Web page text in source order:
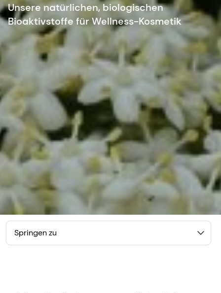
Unsere natürlichen, biologischen
Bioaktivstoffe für Wellness-Kosmetik
Springen zu